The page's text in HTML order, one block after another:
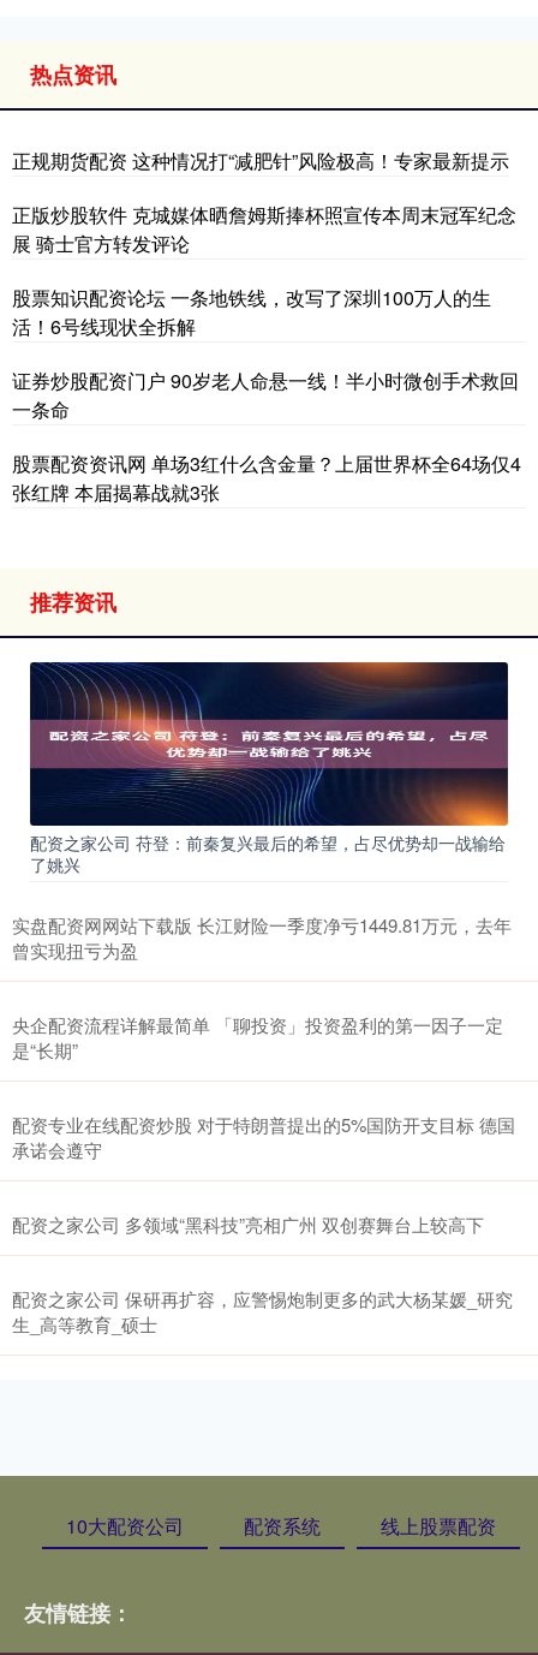
热点资讯
正规期货配资 这种情况打“减肥针”风险极高！专家最新提示
正版炒股软件 克城媒体晒詹姆斯捧杯照宣传本周末冠军纪念
展 骑士官方转发评论
股票知识配资论坛 一条地铁线，改写了深圳100万人的生
活！6号线现状全拆解
证券炒股配资门户 90岁老人命悬一线！半小时微创手术救回
一条命
股票配资资讯网 单场3红什么含金量？上届世界杯全64场仅4
张红牌 本届揭幕战就3张
推荐资讯
配资之家公司 苻登：前秦复兴最后的希望，占尽优势却一战输给
了姚兴
实盘配资网网站下载版 长江财险一季度净亏1449.81万元，去年
曾实现扭亏为盈
央企配资流程详解最简单 「聊投资」投资盈利的第一因子一定
是“长期”
配资专业在线配资炒股 对于特朗普提出的5%国防开支目标 德国
承诺会遵守
配资之家公司 多领域“黑科技”亮相广州 双创赛舞台上较高下
配资之家公司 保研再扩容，应警惕炮制更多的武大杨某媛_研究
生_高等教育_硕士
10大配资公司 配资系统 线上股票配资
友情链接：